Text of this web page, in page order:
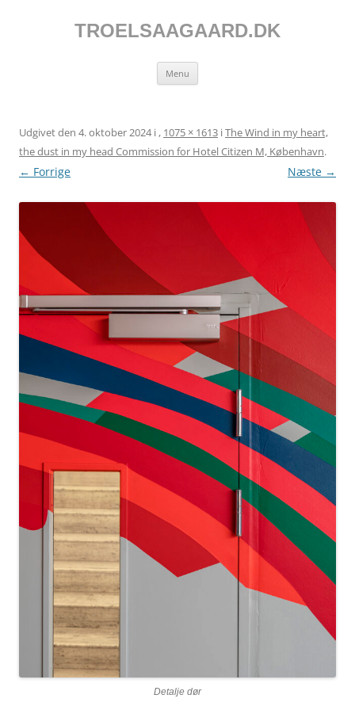
TROELSAAGAARD.DK
Menu
Udgivet den 4. oktober 2024i , 1075 × 1613 iThe Wind in my heart,
the dust in my head Commission for Hotel Citizen M, København.
← Forrige Næste →
Detalje dør